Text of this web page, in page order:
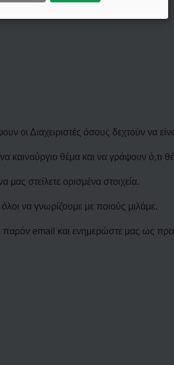
οι Διαχειριστές όσους δεχτούν να
καινούργιο θέμα και να γράψουν ό,τι
μας στείλετε ορισμένα στοιχεία.
να γνωρίζουμε με ποιούς μιλάμε.
παρόν email και ενημερώστε μας ως